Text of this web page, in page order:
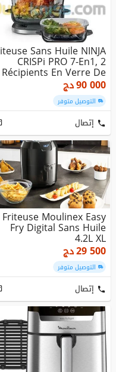
Sans Huile NINJA
CRISPi PRO 7-En1, 2
Récipients En Verre De
5...
90 000دج
التوصيل متوفر
إتصال
Friteuse Moulinex Easy
Fry Digital Sans Huile
4.2L XL
29 500دج
التوصيل متوفر
إتصال